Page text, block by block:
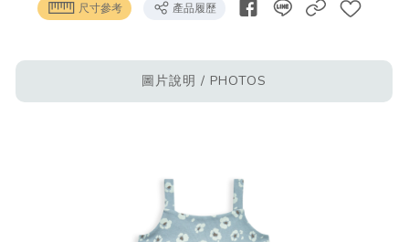
尺寸參考 產品履歷
圖片說明 / PHOTOS